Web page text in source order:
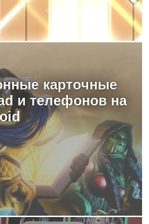
карточные
и телефонов на